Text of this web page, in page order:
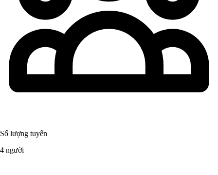
Số lượng tuyển
4 người